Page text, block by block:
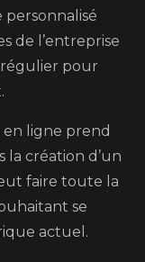
de l’entreprise
pour
ligne prend
la création d’un
faire toute la
se
actuel.